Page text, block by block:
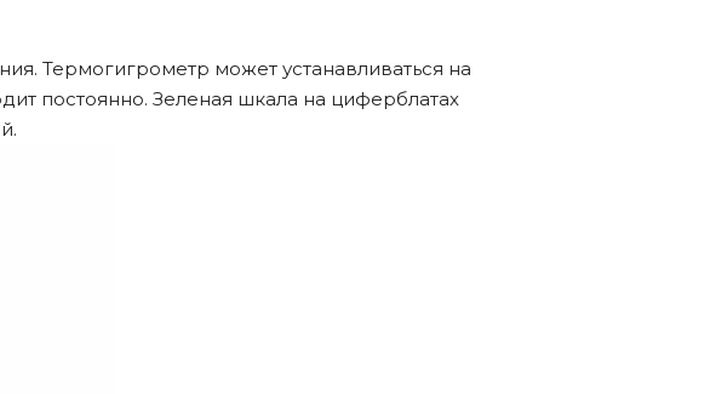
Термогигрометр может устанавливаться на
постоянно. Зеленая шкала на циферблатах